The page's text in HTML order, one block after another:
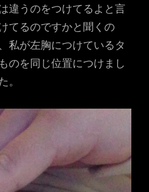
違うのをつけてるよと言
てるのですかと聞くの
私が左胸につけているタ
のを同じ位置につけまし